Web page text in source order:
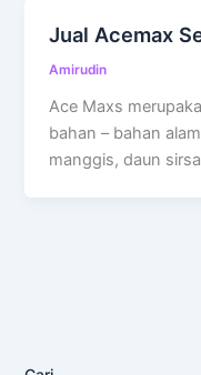
Jual Acemax
Amirudin
Ace Maxs
bahan – bahan
manggis, daun